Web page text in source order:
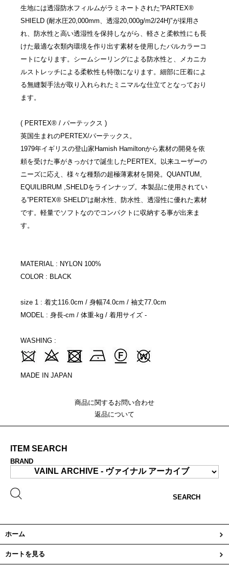
生地には透湿防水フィルムがラミネートされた”PARTEX®
SHIELD (耐水圧20,000mm、透湿20,000g/m2/24H)"が採用さ
れ、防水性と高い透湿性を保持しながら、軽さと柔軟性にも長
けた最適な衣類内環境を作り出す素材を使用したバルカラーコ
ートになります。シームシーリングによる防水性と、メカニカ
ルストレッチによる柔軟性も特徴になります。細部に圧着によ
る無縫製手法が取り入れられたミニマルな仕立てとなっており
ます。
( PERTEX® / パーテックス )
英国生まれのPERTEX/パーテックス。
1979年イギリスの登山家Hamish Hamiltonから素材の開発を依
頼を受けた事がきっかけで誕生したPERTEX。以来ユーザーの
ニーズに応え、様々な種類の超極薄素材を開発。QUANTUM,
EQUILIBRUM ,SHELDをラインナップ。本製品に使用されてい
る”PERTEX® SHELD”は耐水性、防水性、透湿性に優れた素材
です。軽量でソフトなのでコンパクトに収納する事が出来ま
す。
MATERIAL : NYLON 100%
COLOR : BLACK
size 1 : 着丈116.0cm / 身幅74.0cm / 袖丈77.0cm
MODEL : 身長-cm / 体重-kg / 着用サイズ -
WASHING :
MADE IN JAPAN
商品に関するお問い合わせ
返品について
ITEM SEARCH
BRAND
SEARCH
ホーム
カートを見る